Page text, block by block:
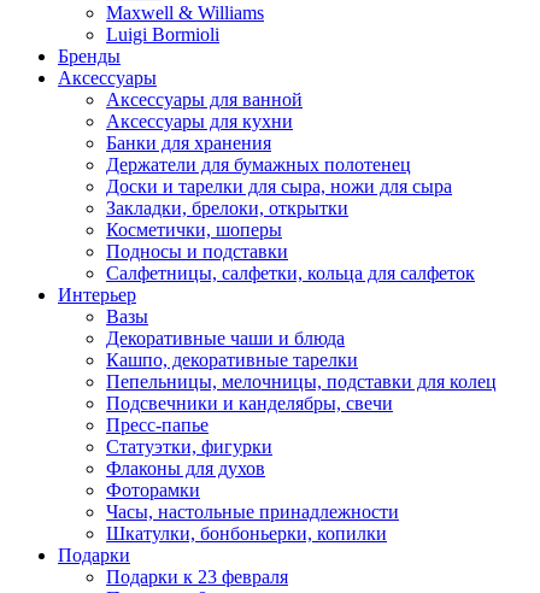
Maxwell & Williams
Luigi Bormioli
Бренды
Аксессуары
Аксессуары для ванной
Аксессуары для кухни
Банки для хранения
Держатели для бумажных полотенец
Доски и тарелки для сыра, ножи для сыра
Закладки, брелоки, открытки
Косметички, шоперы
Подносы и подставки
Салфетницы, салфетки, кольца для салфеток
Интерьер
Вазы
Декоративные чаши и блюда
Кашпо, декоративные тарелки
Пепельницы, мелочницы, подставки для колец
Подсвечники и канделябры, свечи
Пресс-папье
Статуэтки, фигурки
Флаконы для духов
Фоторамки
Часы, настольные принадлежности
Шкатулки, бонбоньерки, копилки
Подарки
Подарки к 23 февраля